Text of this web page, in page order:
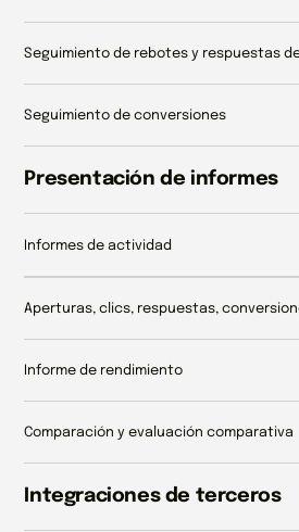
Seguimiento de rebotes y respuestas
Seguimiento de conversiones
Presentación de informes
Informes de actividad
Aperturas, clics, respuestas,
Informe de rendimiento
Comparación y evaluación comparativa
Integraciones de terceros